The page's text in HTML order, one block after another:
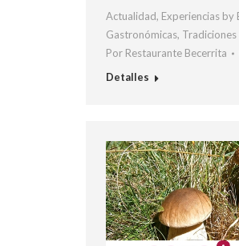
Actualidad, Experiencias by
Gastronómicas, Tradiciones
Por Restaurante Becerrita
Detalles